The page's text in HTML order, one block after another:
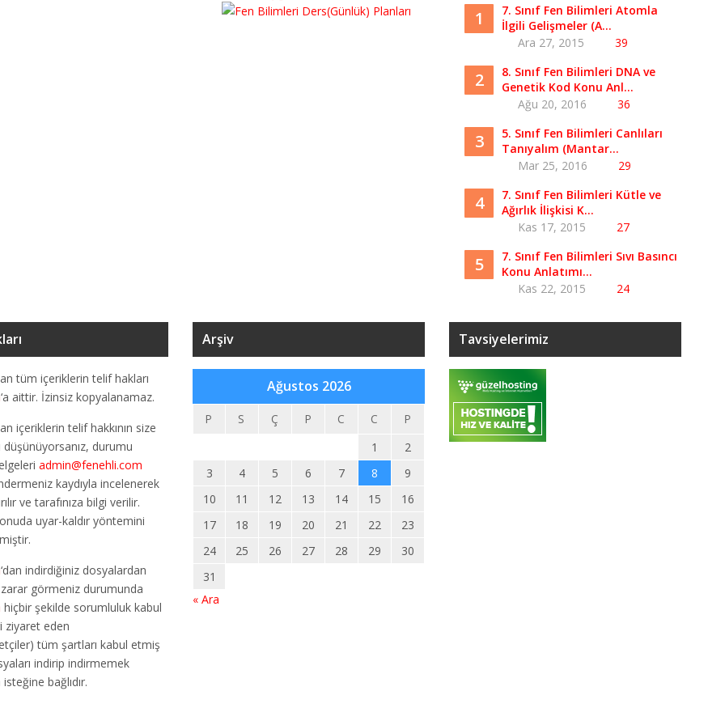
1
7. Sınıf Fen Bilimleri Atomla
İlgili Gelişmeler (A...
Ara 27, 2015
39
2
8. Sınıf Fen Bilimleri DNA ve
Genetik Kod Konu Anl...
Ağu 20, 2016
36
3
5. Sınıf Fen Bilimleri Canlıları
Tanıyalım (Mantar...
Mar 25, 2016
29
4
7. Sınıf Fen Bilimleri Kütle ve
Ağırlık İlişkisi K...
Kas 17, 2015
27
5
7. Sınıf Fen Bilimleri Sıvı Basıncı
Konu Anlatımı...
Kas 22, 2015
24
tüm içeriklerin telif hakları
‘a aittir. İzinsiz kopyalanamaz.
içeriklerin telif hakkının size
durumu
admin@fenehli.com
kaydıyla incelenerek
ve tarafınıza bilgi verilir.
uyar-kaldır yöntemini
‘dan indirdiğiniz dosyalardan
görmeniz durumunda
hiçbir şekilde sorumluluk kabul
ziyaret eden
tüm şartları kabul etmiş
indirip indirmemek
bağlıdır.
Arşiv
Ağustos 2026
P S Ç P C C
P
1
2
3
4 5 6 7 8
9
10
11 12 13 14 15
16
17
18 19 20 21 22
23
24
25 26 27 28 29
30
31
« Ara
Tavsiyelerimiz